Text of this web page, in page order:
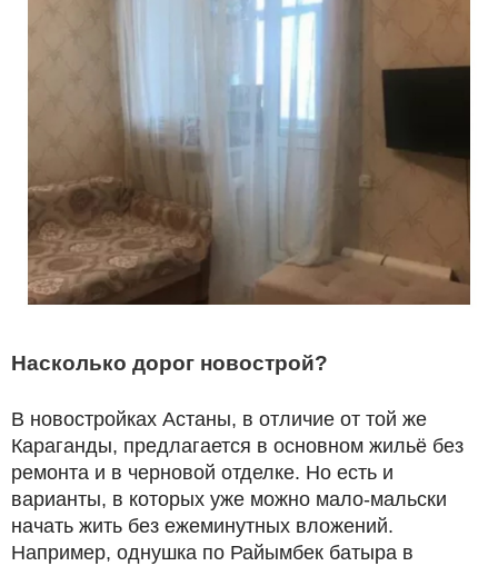
Насколько дорог новострой?
В новостройках Астаны, в отличие от той же
Караганды, предлагается в основном жильё без
ремонта и в черновой отделке. Но есть и
варианты, в которых уже можно мало-мальски
начать жить без ежеминутных вложений.
Например, однушка по Райымбек батыра в